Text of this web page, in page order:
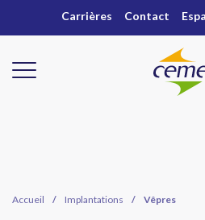
Carrières Contact
Accueil / Implantations / Vêpres